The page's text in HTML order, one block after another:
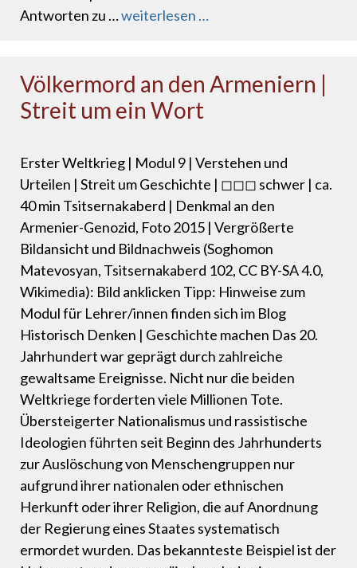
Antworten zu …weiterlesen …
Völkermord an den Armeniern |
Streit um ein Wort
Erster Weltkrieg | Modul 9 | Verstehen und
Urteilen | Streit um Geschichte | ◻◻◻ schwer | ca.
40 min Tsitsernakaberd | Denkmal an den
Armenier-Genozid, Foto 2015 | Vergrößerte
Bildansicht und Bildnachweis (Soghomon
Matevosyan, Tsitsernakaberd 102, CC BY-SA 4.0,
Wikimedia): Bild anklicken Tipp: Hinweise zum
Modul für Lehrer/innen finden sich im Blog
Historisch Denken | Geschichte machen Das 20.
Jahrhundert war geprägt durch zahlreiche
gewaltsame Ereignisse. Nicht nur die beiden
Weltkriege forderten viele Millionen Tote.
Übersteigerter Nationalismus und rassistische
Ideologien führten seit Beginn des Jahrhunderts
zur Auslöschung von Menschengruppen nur
aufgrund ihrer nationalen oder ethnischen
Herkunft oder ihrer Religion, die auf Anordnung
der Regierung eines Staates systematisch
ermordet wurden. Das bekannteste Beispiel ist der